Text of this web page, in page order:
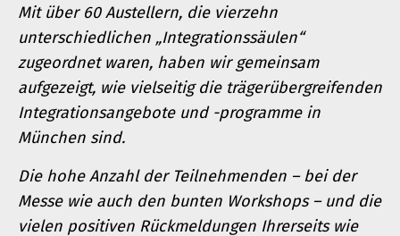
Mit über 60 Austellern, die vierzehn
unterschiedlichen „Integrationssäulen“
zugeordnet waren, haben wir gemeinsam
aufgezeigt, wie vielseitig die trägerübergreifenden
Integrationsangebote und -programme in
München sind.
Die hohe Anzahl der Teilnehmenden – bei der
Messe wie auch den bunten Workshops – und die
vielen positiven Rückmeldungen Ihrerseits wie